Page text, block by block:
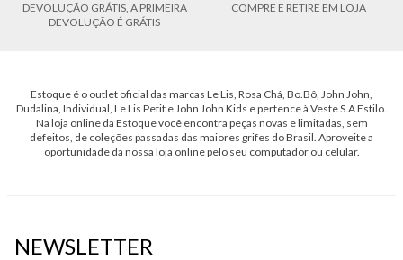
DEVOLUÇÃO GRÁTIS, A PRIMEIRA
DEVOLUÇÃO É GRÁTIS
COMPRE E RETIRE EM LOJA
Estoque é o outlet oficial das marcas Le Lis, Rosa Chá, Bo.Bô, John John,
Dudalina, Individual, Le Lis Petit e John John Kids e pertence à Veste S.A Estilo.
Na loja online da Estoque você encontra peças novas e limitadas, sem
defeitos, de coleções passadas das maiores grifes do Brasil. Aproveite a
oportunidade da nossa loja online pelo seu computador ou celular.
NEWSLETTER